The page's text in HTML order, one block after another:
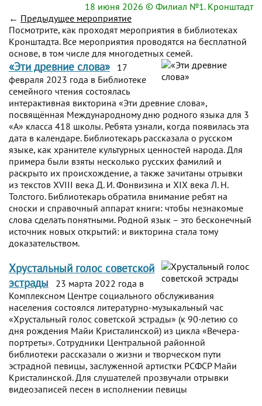
18 июня 2026 © Филиал №1. Кронштадт
← Предыдущее мероприятие
Посмотрите, как проходят мероприятия в библиотеках
Кронштадта. Все мероприятия проводятся на бесплатной
основе, в том числе для многодетных семей.
«Эти древние слова»
17
февраля 2023 года в Библиотеке
семейного чтения состоялась
интерактивная викторина «Эти древние слова»,
посвящённая Международному дню родного языка для 3
«А» класса 418 школы. Ребята узнали, когда появилась эта
дата в календаре. Библиотекарь рассказала о русском
языке, как хранителе культурных ценностей народа. Для
примера были взяты несколько русских фамилий и
раскрыто их происхождение, а также зачитаны отрывки
из текстов XVIII века Д. И. Фонвизина и XIX века Л. Н.
Толстого. Библиотекарь обратила внимание ребят на
сноски и справочный аппарат книги: чтобы незнакомые
слова сделать понятными. Родной язык – это бесконечный
источник новых открытий: и викторина стала тому
доказательством.
Хрустальный голос советской
эстрады
23 марта 2022 года в
Комплексном Центре социального обслуживания
населения состоялся литературно-музыкальный час
«Хрустальный голос советской эстрады» (к 90-летию со
дня рождения Майи Кристалинской) из цикла «Вечера-
портреты». Сотрудники Центральной районной
библиотеки рассказали о жизни и творческом пути
эстрадной певицы, заслуженной артистки РСФСР Майи
Кристалинской. Для слушателей прозвучали отрывки
видеозаписей песен в исполнении певицы